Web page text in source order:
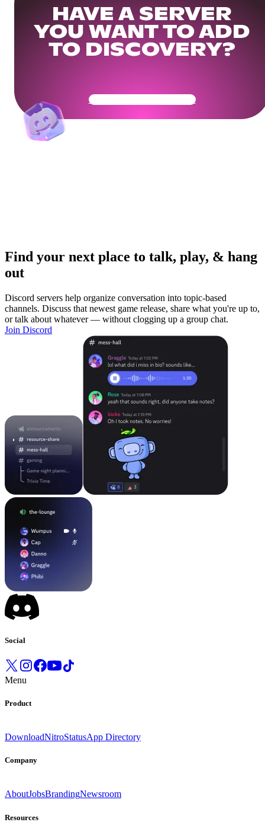
HAVE A SERVER
YOU WANT TO ADD
TO DISCOVERY?
Get Your Community Ready
Find your next place to talk, play, & hang
out
Discord servers help organize conversation into topic-based
channels. Discuss that newest game release, share what you're up to,
or talk about whatever — without clogging up a group chat.
Join Discord
Social
Menu
Product
DownloadNitroStatusApp Directory
Company
AboutJobsBrandingNewsroom
Resources